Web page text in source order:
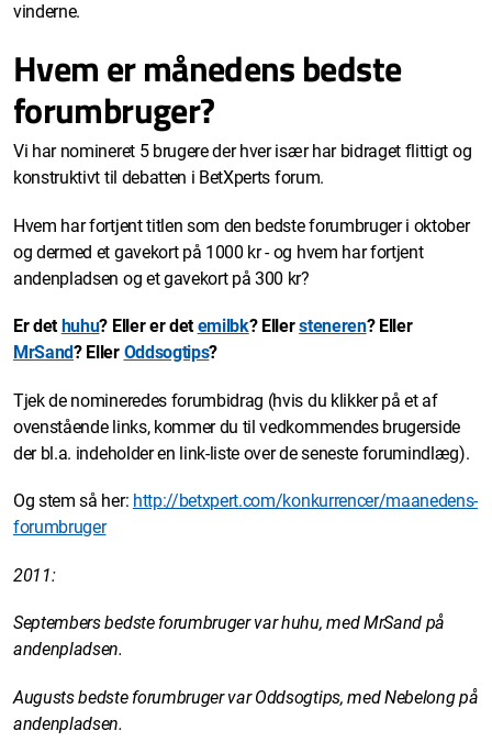
vinderne.
Hvem er månedens bedste
forumbruger?
Vi har nomineret 5 brugere der hver især har bidraget flittigt og
konstruktivt til debatten i BetXperts forum.
Hvem har fortjent titlen som den bedste forumbruger i oktober
og dermed et gavekort på 1000 kr - og hvem har fortjent
andenpladsen og et gavekort på 300 kr?
Er dethuhu? Eller er detemilbk? Ellersteneren? Eller
MrSand? Eller Oddsogtips?
Tjek de nomineredes forumbidrag (hvis du klikker på et af
ovenstående links, kommer du til vedkommendes brugerside
der bl.a. indeholder en link-liste over de seneste forumindlæg).
Og stem så her: http://betxpert.com/konkurrencer/maanedens-
forumbruger
2011:
Septembers bedste forumbruger var huhu, med MrSand på
andenpladsen.
Augusts bedste forumbruger var Oddsogtips, med Nebelong på
andenpladsen.